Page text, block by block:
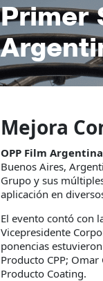
Primer
Mejora
OPP Film Argentina
Buenos Aires,
Grupo y sus
aplicación en
El evento contó con
Vicepresidente
ponencias
Producto CPP;
Producto Coating.